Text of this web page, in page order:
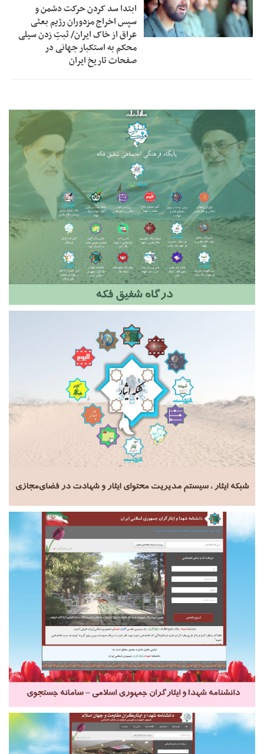
ابتدا سد کردن حرکت دشمن و
سپس اخراج مزدوران رژیم بعثی
عراق از خاک ایران/ ثبتِ زدن سیلی
محکم به استکبار جهانی در
صفحات تاریخ ایران